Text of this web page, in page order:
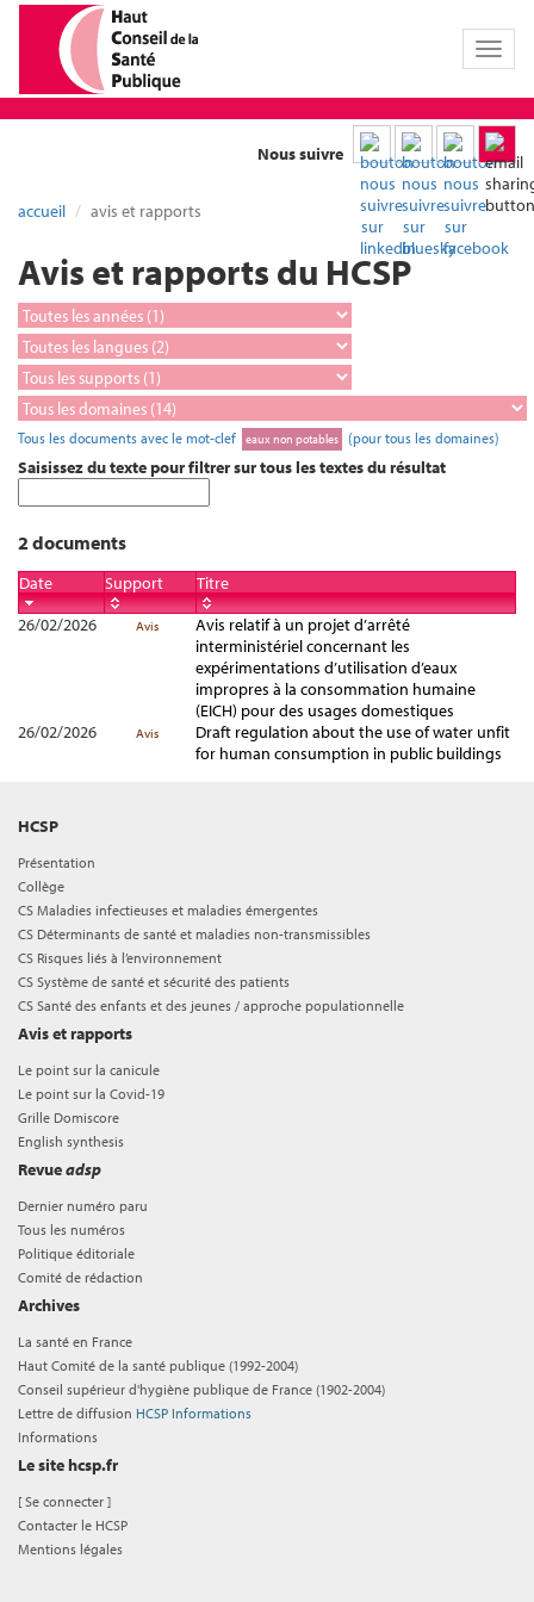
Toggle
Nous suivre
accueil avis et rapports
Avis et rapports du HCSP
Tous les documents avec le mot-clef eaux non potables (pour tous les domaines)
Saisissez du texte pour filtrer sur tous les textes du résultat
2 documents
Date Support
Titre
26/02/2026
Avis
Avis relatif à un projet d’arrêté
interministériel concernant les
expérimentations d’utilisation d’eaux
impropres à la consommation humaine
(EICH) pour des usages domestiques
26/02/2026
Avis
Draft regulation about the use of water unfit
for human consumption in public buildings
HCSP
Présentation
Collège
CS Maladies infectieuses et maladies émergentes
CS Déterminants de santé et maladies non-transmissibles
CS Risques liés à l’environnement
CS Système de santé et sécurité des patients
CS Santé des enfants et des jeunes / approche populationnelle
Avis et rapports
Le point sur la canicule
Le point sur la Covid-19
Grille Domiscore
English synthesis
Revueadsp
Dernier numéro paru
Tous les numéros
Politique éditoriale
Comité de rédaction
Archives
La santé en France
Haut Comité de la santé publique (1992-2004)
Conseil supérieur d'hygiène publique de France (1902-2004)
Lettre de diffusion HCSP Informations
Informations
Le site hcsp.fr
[Se connecter ]
Contacter le HCSP
Mentions légales